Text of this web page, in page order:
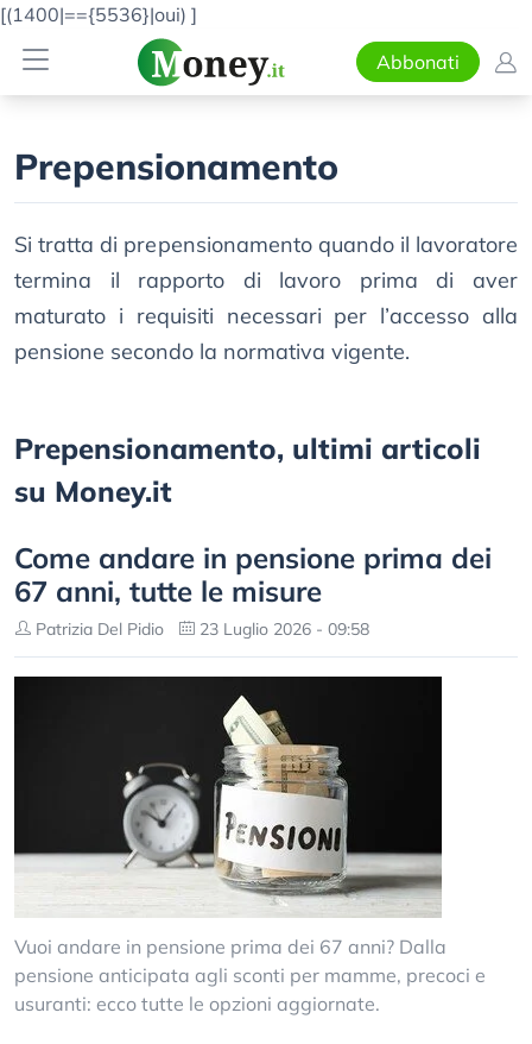
[(1400|=={5536}|oui) ]
Abbonati
Prepensionamento
Si tratta di prepensionamento quando il lavoratore
termina il rapporto di lavoro prima di aver
maturato i requisiti necessari per l’accesso alla
pensione secondo la normativa vigente.
Prepensionamento, ultimi articoli
su Money.it
Come andare in pensione prima dei
67 anni, tutte le misure
Patrizia Del Pidio 23 Luglio 2026 - 09:58
Vuoi andare in pensione prima dei 67 anni? Dalla
pensione anticipata agli sconti per mamme, precoci e
usuranti: ecco tutte le opzioni aggiornate.